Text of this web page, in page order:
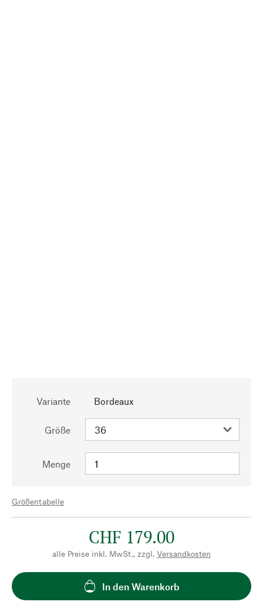
Variante Bordeaux
Größe
Menge
Größentabelle
CHF 179.00
alle Preise inkl. MwSt., zzgl. Versandkosten
In den Warenkorb